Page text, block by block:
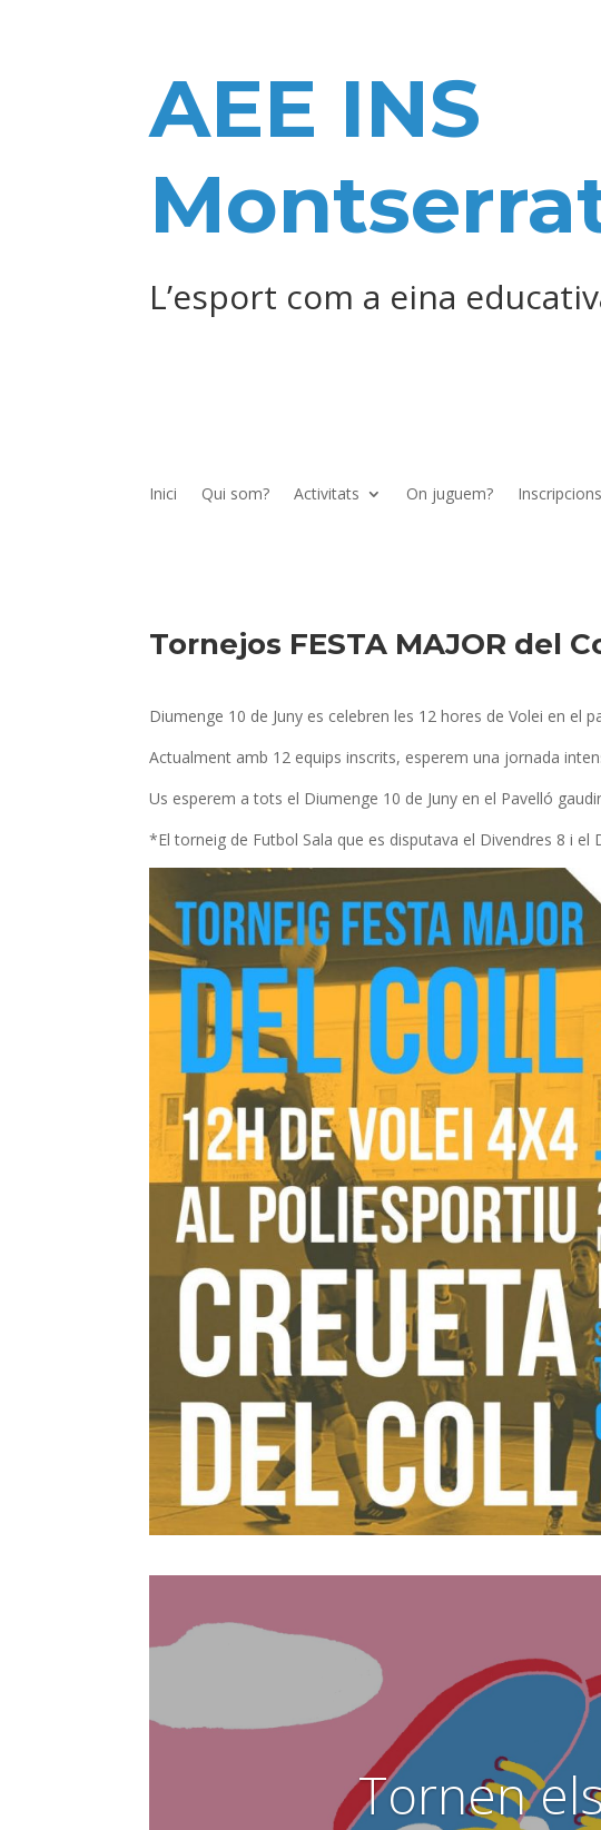
AEE INS
L’esport com a eina
Inici Qui som? Activitats On juguem? Inscripcions
Tornejos FESTA MAJOR del
Diumenge 10 de Juny es celebren les 12 hores de Volei en el
Actualment amb 12 equips inscrits, esperem una jornada
Us esperem a tots el Diumenge 10 de Juny en el Pavelló
*El torneig de Futbol Sala que es disputava el Divendres 8 i el
Tornen